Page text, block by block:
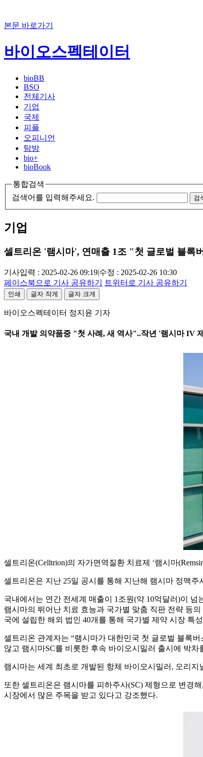
본문 바로가기
바이오스펙테이터
bioBB
BSO
전체기사
기업
국제
피플
오피니언
탐방
bio+
bioBook
통합검색
검색어를 입력해주세요.
검
기업
셀트리온 '램시마', 연매출 1조 "첫 글로벌 블록
기사입력 : 2025-02-26 09:19|수정 : 2025-02-26 10:30
페이스북으로 기사 공유하기
트위터로 기사 공유하기
인쇄 글자 작게 글자 크게
바이오스펙테이터 정지윤 기자
국내 개발 의약품중 "첫 사례, 새 역사"..작년 '램시마 IV
셀트리온(Celltrion)의 자가면역질환 치료제 ‘램시마
셀트리온은 지난 25일 공시를 통해 지난해 램시마 정맥
국내에서는 연간 전세계 매출이 1조원(약 10억달러)이
램시마의 뛰어난 치료 효능과 국가별 맞춤 직판 전략 등
국에 설립한 해외 법인 40개를 통해 국가별 제약 시장 특
셀트리온 관계자는 “램시마가 대한민국 첫 글로벌 블록
않고 램시마SC를 비롯한 후속 바이오시밀러 출시에 박
램시마는 세계 최초로 개발된 항체 바이오시밀러, 오리
또한 셀트리온은 램시마를 피하주사(SC) 제형으로 변경
시장에서 많은 주목을 받고 있다고 강조했다.